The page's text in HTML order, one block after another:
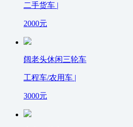
二手货车 |
2000元
阔老头休闲三轮车
工程车/农用车 |
3000元